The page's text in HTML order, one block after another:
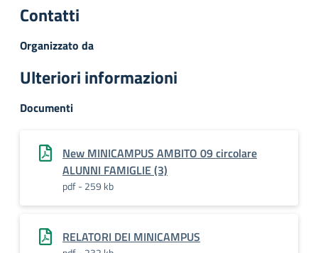
Contatti
Organizzato da
Ulteriori informazioni
Documenti
New MINICAMPUS AMBITO 09 circolare
ALUNNI FAMIGLIE (3)
pdf - 259 kb
RELATORI DEI MINICAMPUS